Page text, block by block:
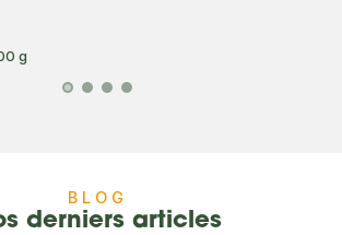
g
BLOG
derniers articles